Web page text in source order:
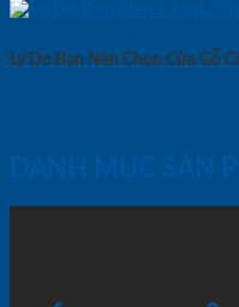
Lý Do Bạn Nên Chọn Cửa Gỗ
DANH MỤC SẢN